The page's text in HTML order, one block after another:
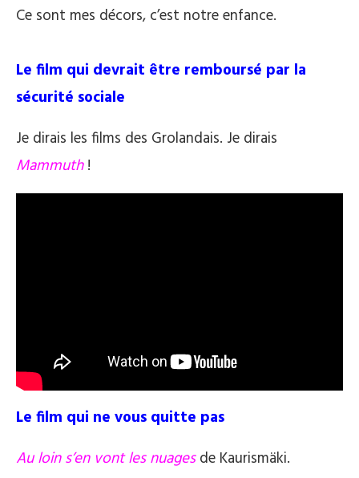
Ce sont mes décors, c’est notre enfance.
Le film qui devrait être remboursé par la
sécurité sociale
Je dirais les films des Grolandais. Je dirais
Mammuth!
Le film qui ne vous quitte pas
Au loin s’en vont les nuagesde Kaurismäki.